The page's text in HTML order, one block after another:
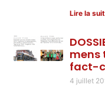
Lire la
mens
fact-
4 juillet